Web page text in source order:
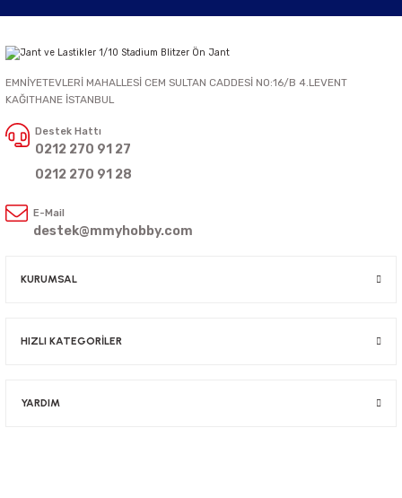
EMNİYETEVLERİ MAHALLESİ CEM SULTAN CADDESİ NO:16/B 4.LEVENT
KAĞITHANE İSTANBUL
Destek Hattı
0212 270 91 27
0212 270 91 28
E-Mail
destek@mmyhobby.com
KURUMSAL
HIZLI KATEGORİLER
YARDIM